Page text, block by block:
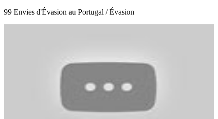
99 Envies d'Évasion au Portugal / Évasion